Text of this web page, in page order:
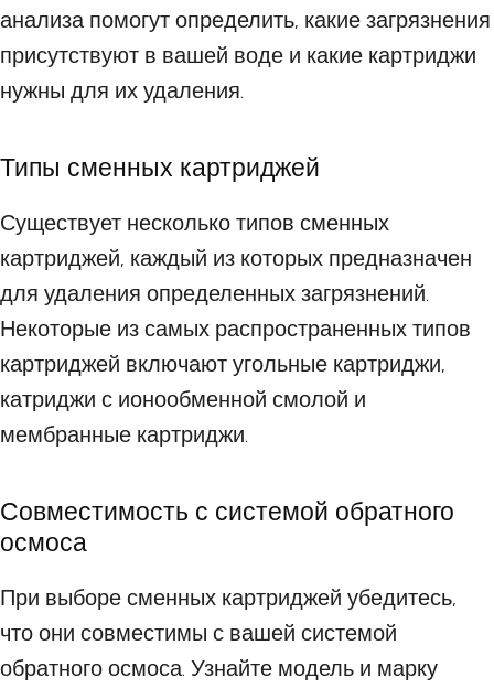
анализа помогут определить, какие загрязнения
присутствуют в вашей воде и какие картриджи
нужны для их удаления.
Типы сменных картриджей
Существует несколько типов сменных
картриджей, каждый из которых предназначен
для удаления определенных загрязнений.
Некоторые из самых распространенных типов
картриджей включают угольные картриджи,
катриджи с ионообменной смолой и
мембранные картриджи.
Совместимость с системой обратного
осмоса
При выборе сменных картриджей убедитесь,
что они совместимы с вашей системой
обратного осмоса. Узнайте модель и марку